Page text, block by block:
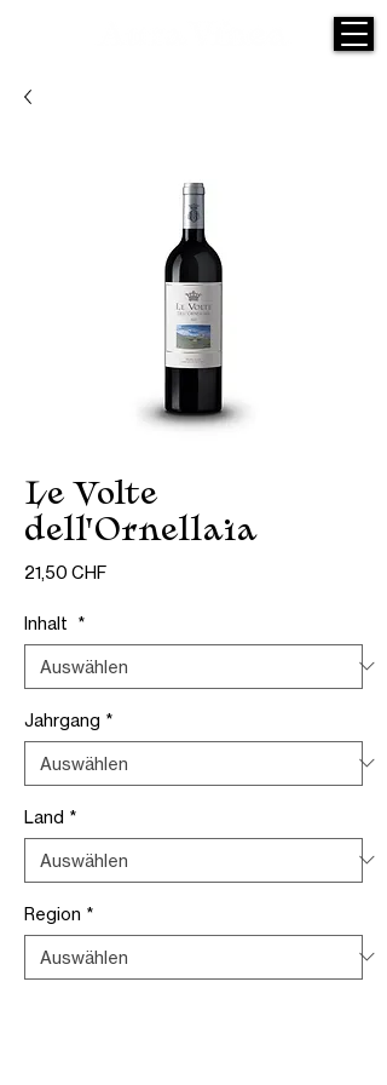
Le Volte
dell'Ornellaia
21,50 CHFPreis
Inhalt *
Jahrgang *
Land *
Region *